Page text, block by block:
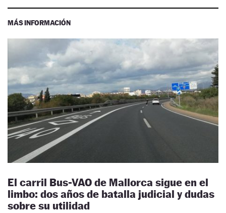
MÁS INFORMACIÓN
El carril Bus-VAO de Mallorca sigue en el
limbo: dos años de batalla judicial y dudas
sobre su utilidad